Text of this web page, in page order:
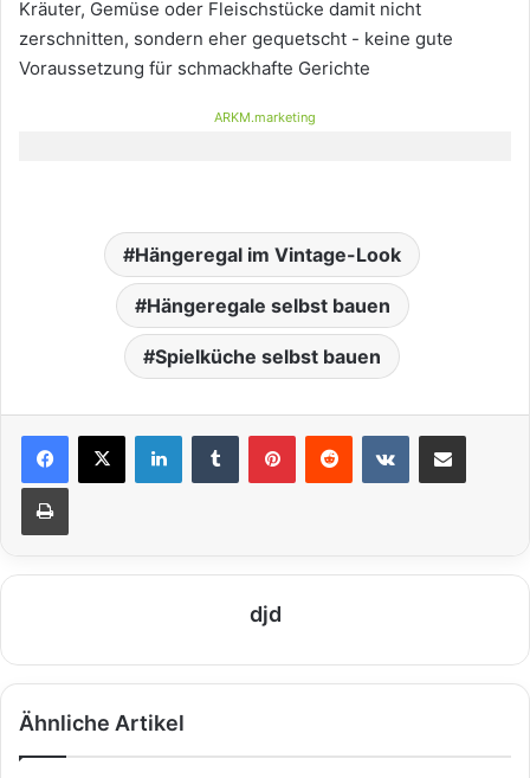
Kräuter, Gemüse oder Fleischstücke damit nicht
zerschnitten, sondern eher gequetscht - keine gute
Voraussetzung für schmackhafte Gerichte
ARKM.marketing
Hängeregal im Vintage-Look
Hängeregale selbst bauen
Spielküche selbst bauen
djd
Ähnliche Artikel